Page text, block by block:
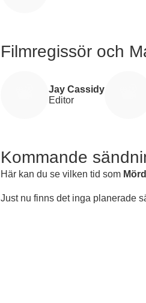
Filmregissör och
Jay Cassidy
Editor
Kommande
Här kan du se vilken tid som
Just nu finns det inga planerade